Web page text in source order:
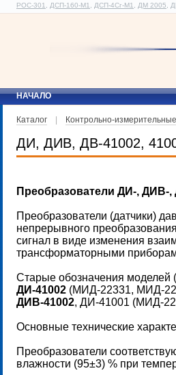
РОС-301 ДСП-160-М1 ДСП-4Сг-М1 ДМ 2005
НАЧАЛО
Каталог Контрольно-
ДИ, ДИВ, ДВ-41002,
Преобразователи ДИ-, ДИВ-,
Преобразователи (датчики)
непрерывного
сигнал в виде изменения
трансформаторными
Старые обозначения моделей
ДИ-41002 (МИД-22331, МИД-
ДИВ-41002, ДИ-41001 (МИД-
Основные технические
Преобразователи
влажности (95±3) % при